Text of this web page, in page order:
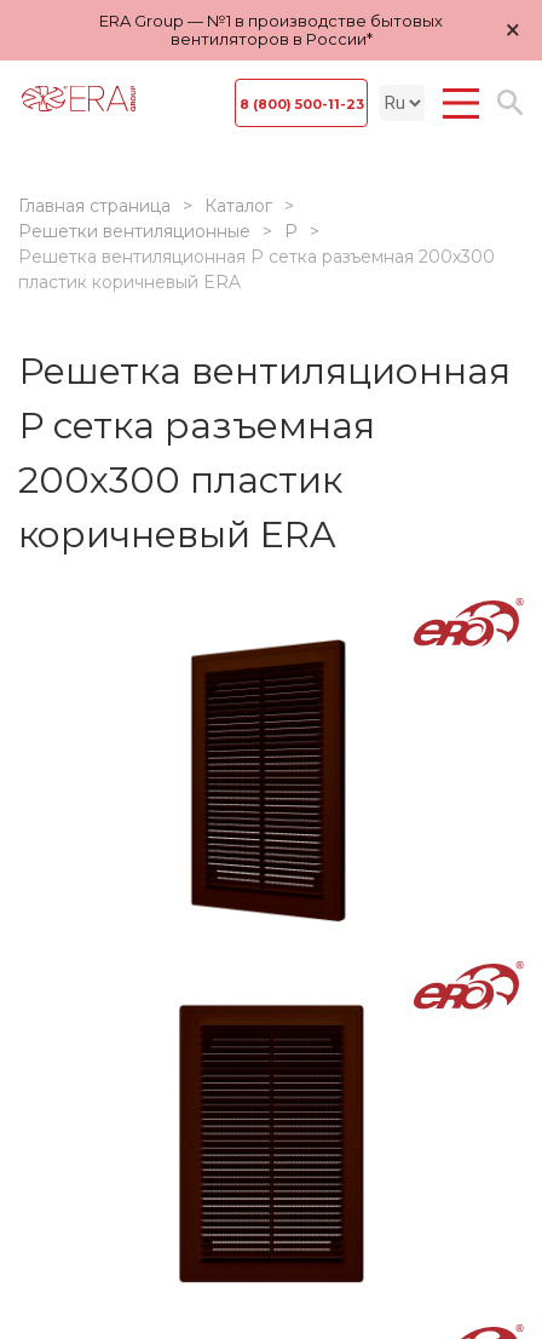
ERA Group — №1 в производстве бытовых
вентиляторов в России*
×
8 (800) 500-11-23
Главная страница
Каталог
Решетки вентиляционные
Р
Решетка вентиляционная Р сетка разъемная 200х300
пластик коричневый ERA
Решетка вентиляционная
Р сетка разъемная
200х300 пластик
коричневый ERA